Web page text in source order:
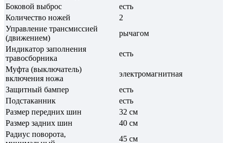
Боковой выброс
есть
Количество ножей
2
Управление трансмиссией
(движением)
рычагом
Индикатор заполнения
травосборника
есть
Муфта (выключатель)
включения ножа
электромагнитная
Защитный бампер
есть
Подстаканник
есть
Размер передних шин
32 см
Размер задних шин
40 см
Радиус поворота,
45 см